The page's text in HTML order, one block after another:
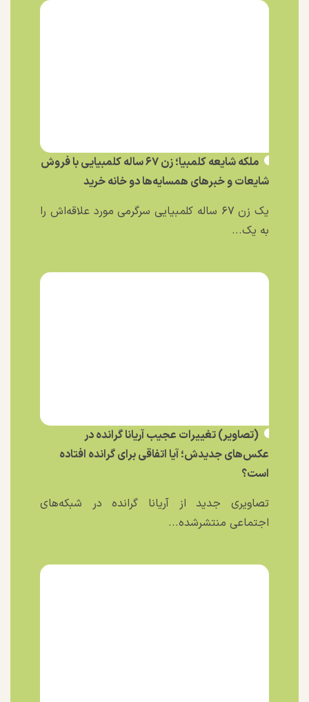
ملکه شایعه کلمبیا؛ زن ۶۷ ساله کلمبیایی با فروش
شایعات و خبر‌های همسایه‌ها دو خانه خرید
یک زن ۶۷ ساله کلمبیایی سرگرمی مورد علاقه‌اش را
به یک...
(تصاویر) تغییرات عجیب آریانا گرانده در
عکس‌های جدیدش؛ آیا اتفاقی برای گرانده افتاده
است؟
تصاویری جدید از آریانا گرانده در شبکه‌های
اجتماعی منتشرشده...